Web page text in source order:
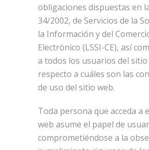
obligaciones dispuestas en
34/2002, de Servicios de la
la Información y del
Electrónico (LSSI-CE), así
a todos los usuarios del sitio
respecto a cuáles son las
de uso del sitio web.
Toda persona que acceda a
web asume el papel de
comprometiéndose a la